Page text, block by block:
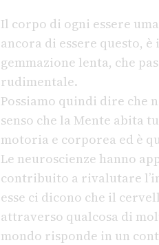
Il corpo di ogni essere
ancora di essere questo,
gemmazione lenta, che
rudimentale.
Possiamo quindi dire che
senso che la Mente abita
motoria e corporea ed è
Le neuroscienze hanno
contribuito a rivalutare
esse ci dicono che il
attraverso qualcosa di
mondo risponde in un